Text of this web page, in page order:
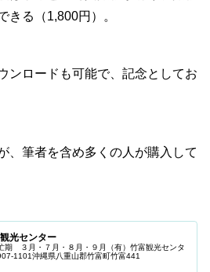
きる（1,800円）。
ンロードも可能で、記念としてお
、筆者を含め多くの人が購入して
光センター
期 ３月・７月・８月・９月（有）竹富観光センタ
1101沖縄県八重山郡竹富町竹富441